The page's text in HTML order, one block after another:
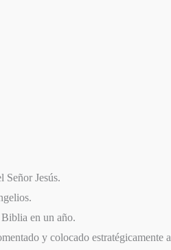
Señor Jesús.
en un año.
y colocado estratégicamente